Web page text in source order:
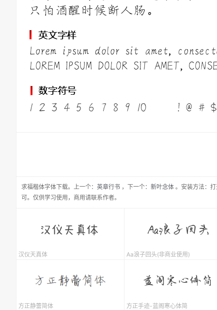
求福楷体字体下载。 上一个： 英章行书 ， 下一个： 新叶念体 。安装方法：
可。仅供学习使用，商用请联系作者。
汉仪天真体 Aa浪子回头(非商业使用)
方正静蕾简体 方正手迹-蓝阁寒心体简